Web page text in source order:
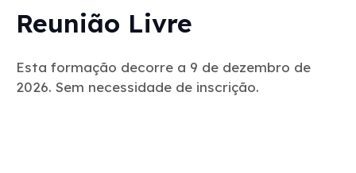
Reunião Livre
Esta formação decorre a 9 de dezembro de
2026. Sem necessidade de inscrição.